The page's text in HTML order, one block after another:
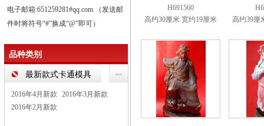
电子邮箱:651259281#qq.com （发送邮
件时将符号“#”换成“@”即可）
品种类别
最新款式卡通模具
2016年4月新款
2016年3月新款
2016年2月新款
H691560
高约30厘米 宽约19厘米
高约39厘